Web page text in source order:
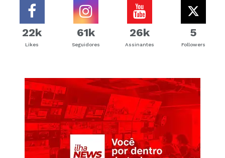
22k
Likes
61k
Seguidores
26k
Assinantes
5
Followers